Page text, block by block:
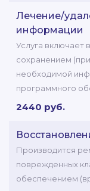
Лечение/
информации
Услуга включает
сохранением
необходимой
программного
2440 руб.
Производится
поврежденных
обеспечением